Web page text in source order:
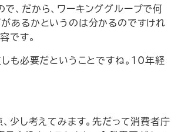
、だから、ワーキンググループで何
があるかというのは分かるのですけれ
です。
しも必要だということですね。10年経
、少し考えてみます。先だって消費者庁